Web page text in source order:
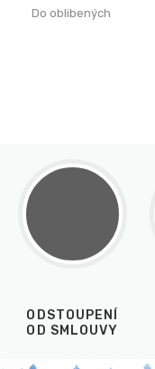
Do oblibených
ODSTOUPENÍ
OD SMLOUVY